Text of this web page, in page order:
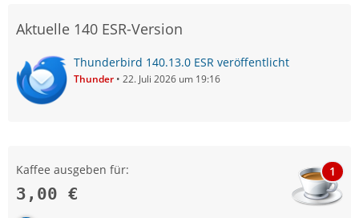
Aktuelle 140 ESR-Version
Thunderbird 140.13.0 ESR veröffentlicht
Thunder 22. Juli 2026 um 19:16
Kaffee ausgeben für:
3,00 €
1